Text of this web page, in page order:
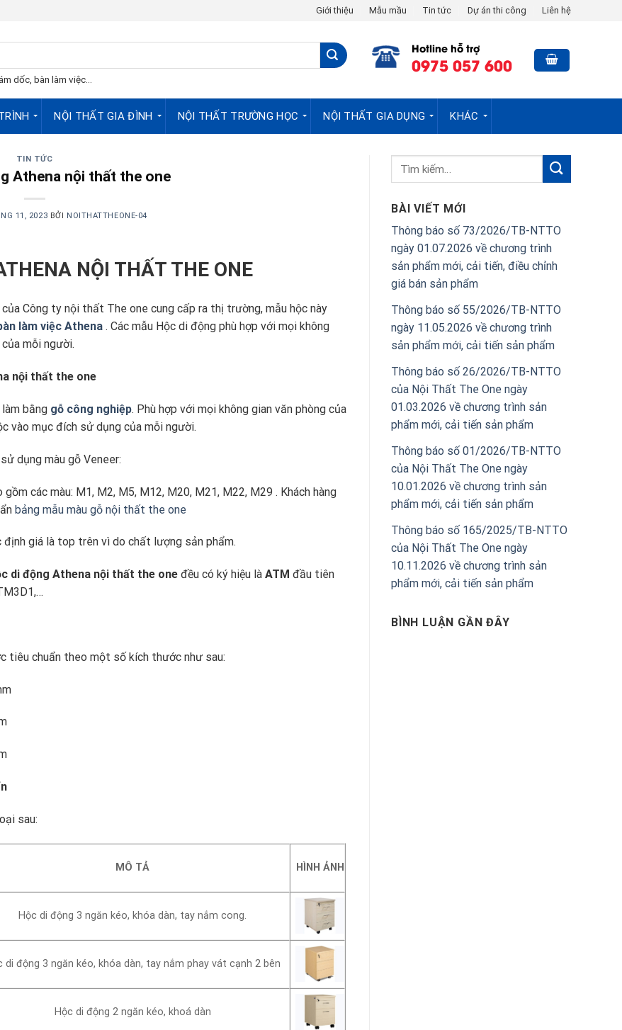
Giới thiệu Mẫu mầu Tin tức Dự án thi công Liên hệ
dốc, bàn làm việc...
Hotline hỗ trợ
0975 057 600
NỘI THẤT GIA ĐÌNH NỘI THẤT TRƯỜNG HỌC NỘI THẤT GIA DỤNG KHÁC
TIN TỨC
Athena nội thất the one
11, 2023 BỞI NOITHATTHEONE-04
NỘI THẤT THE ONE
của Công ty nội thất The one cung cấp ra thị trường, mẫu hộc này
làm việc Athena . Các mẫu Hộc di động phù hợp với mọi không
mỗi người.
nội thất the one
bằng gỗ công nghiệp. Phù hợp với mọi không gian văn phòng của
vào mục đích sử dụng của mỗi người.
dụng màu gỗ Veneer:
gồm các màu: M1, M2, M5, M12, M20, M21, M22, M29 . Khách hàng
bảng mẫu màu gỗ nội thất the one
định giá là top trên vì do chất lượng sản phẩm.
di động Athena nội thất the one đều có ký hiệu là ATM đầu tiên
tiêu chuẩn theo một số kích thước như sau:
sau:
MÔ TẢ
HÌNH ẢNH
Hộc di động 3 ngăn kéo, khóa dàn, tay nắm cong.
di động 3 ngăn kéo, khóa dàn, tay nắm phay vát cạnh 2 bên
Hộc di động 2 ngăn kéo, khoá dàn
BÀI VIẾT MỚI
Thông báo số 73/2026/TB-NTTO
ngày 01.07.2026 về chương trình
sản phẩm mới, cải tiến, điều chỉnh
giá bán sản phẩm
Thông báo số 55/2026/TB-NTTO
ngày 11.05.2026 về chương trình
sản phẩm mới, cải tiến sản phẩm
Thông báo số 26/2026/TB-NTTO
của Nội Thất The One ngày
01.03.2026 về chương trình sản
phẩm mới, cải tiến sản phẩm
Thông báo số 01/2026/TB-NTTO
của Nội Thất The One ngày
10.01.2026 về chương trình sản
phẩm mới, cải tiến sản phẩm
Thông báo số 165/2025/TB-NTTO
của Nội Thất The One ngày
10.11.2026 về chương trình sản
phẩm mới, cải tiến sản phẩm
BÌNH LUẬN GẦN ĐÂY